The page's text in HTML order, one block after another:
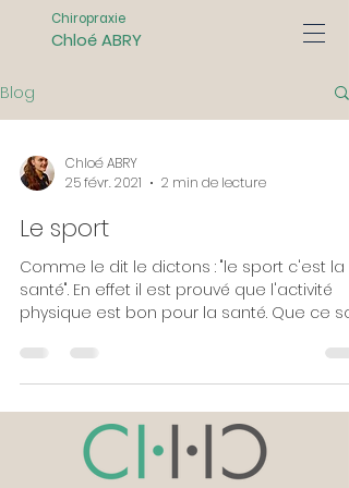
Chloé ABRY
Chiropraxie
Blog
Chloé ABRY
25 févr. 2021
2 min de lecture
Le sport
Comme le dit le dictons : "le sport c'est la
santé". En effet il est prouvé que l'activité
physique est bon pour la santé. Que ce